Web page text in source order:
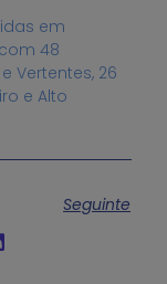
em
48
Vertentes, 26
e Alto
Seguinte